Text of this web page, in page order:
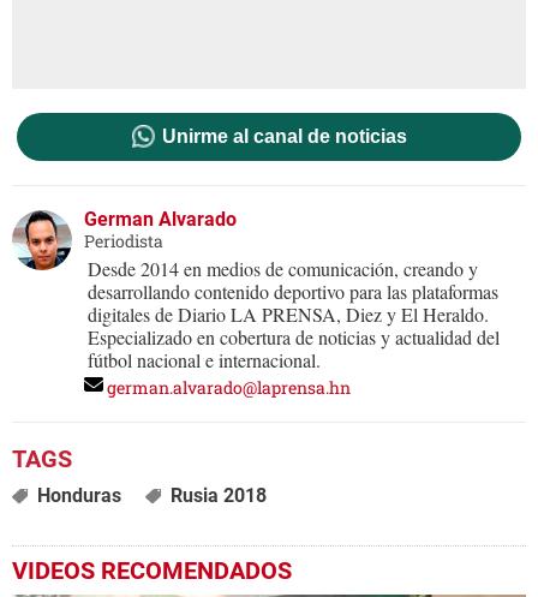
Unirme al canal de noticias
German Alvarado
Periodista
Desde 2014 en medios de comunicación, creando y
desarrollando contenido deportivo para las plataformas
digitales de Diario LA PRENSA, Diez y El Heraldo.
Especializado en cobertura de noticias y actualidad del
fútbol nacional e internacional.
german.alvarado@laprensa.hn
Honduras Rusia 2018
VIDEOS RECOMENDADOS